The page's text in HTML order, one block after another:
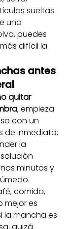
sueltas.
una
puedes
difícil la
antes
quitar
, empieza
con un
de inmediato,
la
minutos y
comida,
mejor es
la mancha es